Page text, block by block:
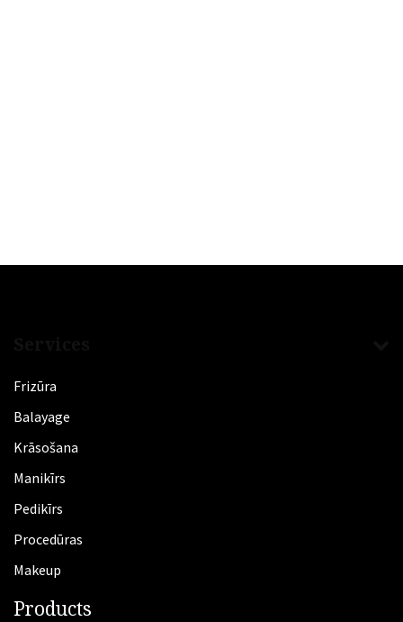
Frizūra
​Balayage
Krāsošana
Manikīrs
​Pedikīrs
Procedūras
Makeup
Products